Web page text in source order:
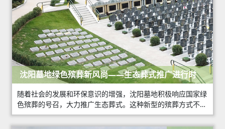
沈阳墓地绿色殡葬新风尚——生态葬式推广进行时
随着社会的发展和环保意识的增强，沈阳墓地积极响应国家绿
色殡葬的号召，大力推广生态葬式。这种新型的殡葬方式不仅
符合可持续发展的理念，更体现了对自然和生命的尊重。